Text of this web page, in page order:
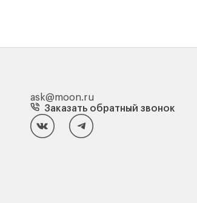
ask@moon.ru
Заказать обратный звонок